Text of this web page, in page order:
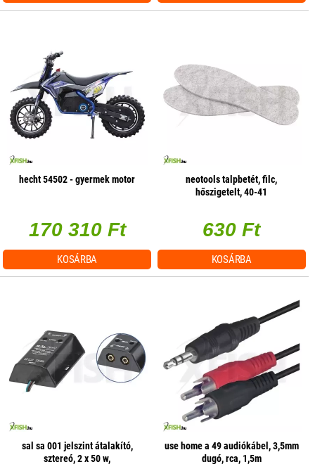
hecht 54502 - gyermek motor
170 310 Ft
KOSÁRBA
neotools talpbetét, filc,
hőszigetelt, 40-41
630 Ft
KOSÁRBA
sal sa 001 jelszint átalakító,
sztereó, 2 x 50 w,
use home a 49 audiókábel, 3,5mm
dugó, rca, 1,5m